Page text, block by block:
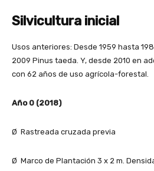
Silvicultura inicial
Usos anteriores: Desde 1959 hasta
2009 Pinus taeda. Y, desde 2010 en
con 62 años de uso agrícola-forestal.
Año 0 (2018)
Ø Rastreada cruzada previa
Ø Marco de Plantación 3 x 2 m.